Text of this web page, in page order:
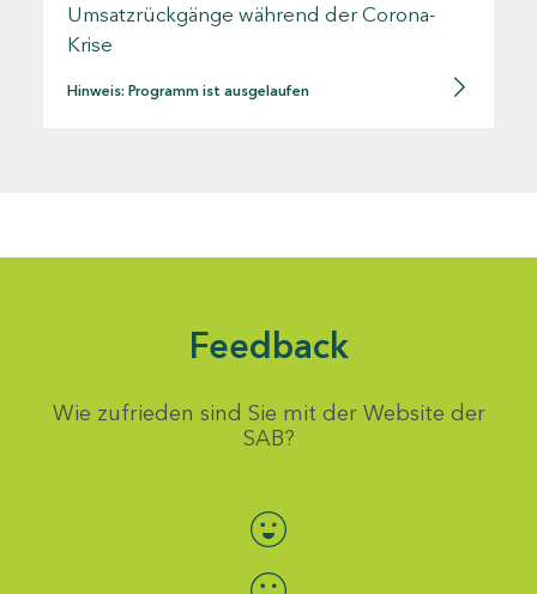
Umsatzrückgänge während der Corona-
Krise
Hinweis: Programm ist ausgelaufen
Feedback
Wie zufrieden sind Sie mit der Website der
SAB?
Bewertung auswählen